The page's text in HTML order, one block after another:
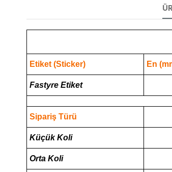
Etiket (Sticker) En
Fastyre Etiket
Sipariş Türü
Küçük Koli
Orta Koli